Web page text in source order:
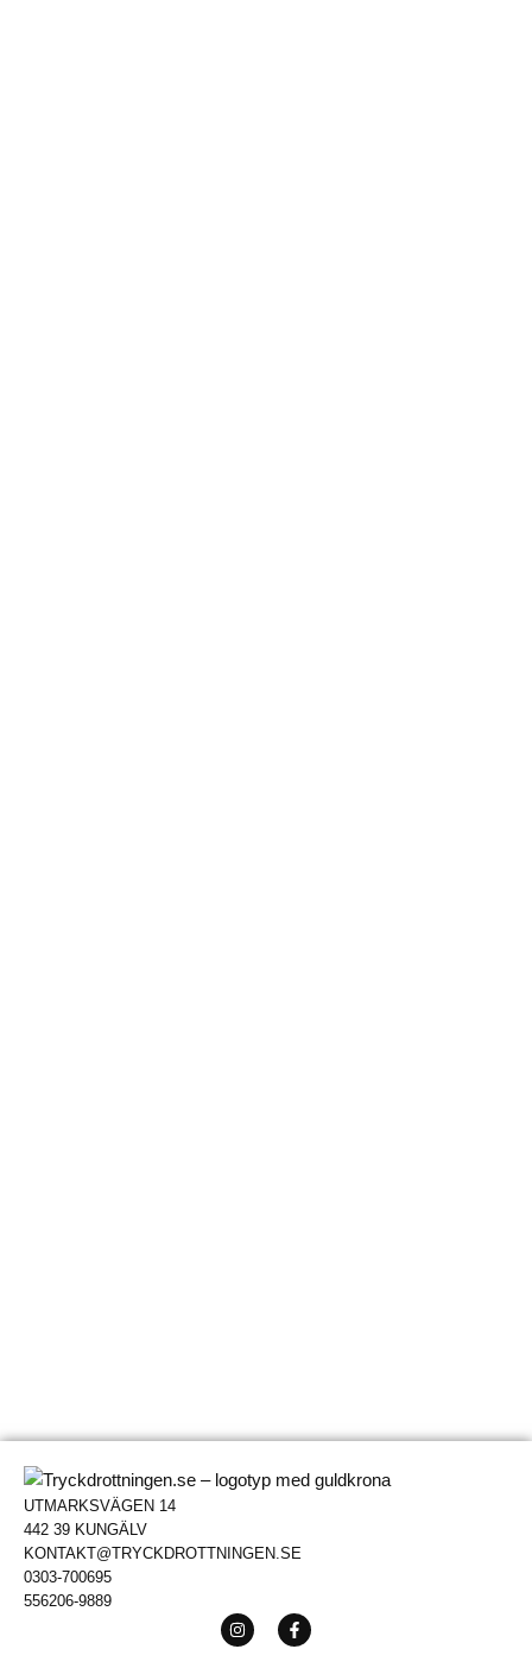
UTMARKSVÄGEN 14
442 39 KUNGÄLV
KONTAKT@TRYCKDROTTNINGEN.SE
0303-700695
556206-9889